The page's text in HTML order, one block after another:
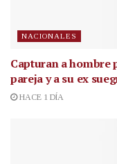
NACIONALES
Capturan a hombre
pareja y a su ex
HACE 1 DÍA